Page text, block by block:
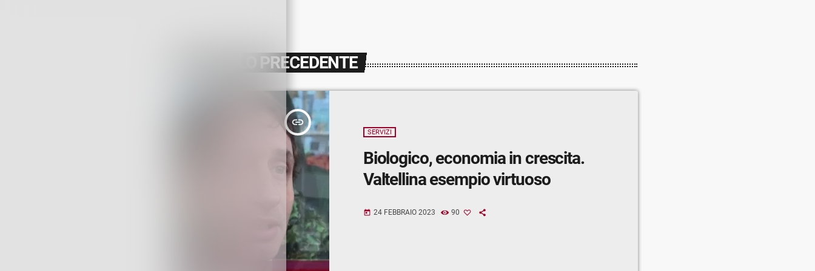
ARTICOLO PRECEDENTE
insert_link
SERVIZI
Biologico, economia in crescita.
Valtellina esempio virtuoso
today 24 FEBBRAIO 2023 90